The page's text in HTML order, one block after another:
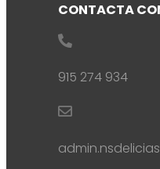
CONTACTA

915 274 934
